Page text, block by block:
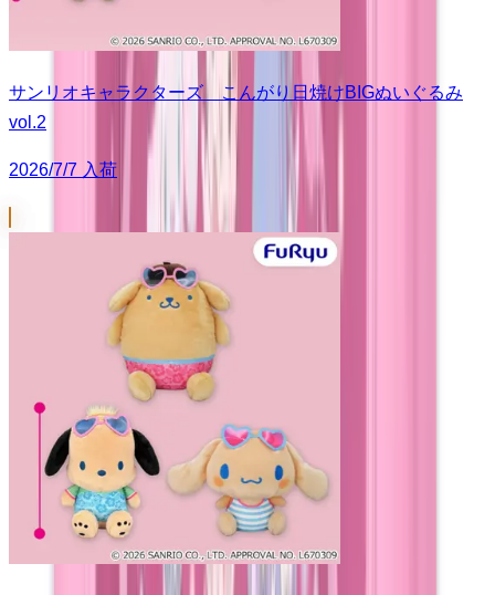
サンリオキャラクターズ こんがり日焼けBIGぬいぐるみ
vol.2
2026/7/7 入荷